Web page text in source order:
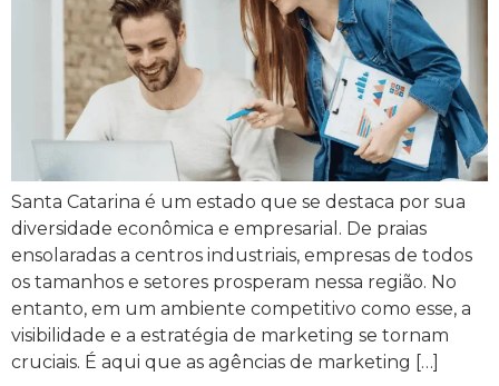
Santa Catarina é um estado que se destaca por sua
diversidade econômica e empresarial. De praias
ensolaradas a centros industriais, empresas de todos
os tamanhos e setores prosperam nessa região. No
entanto, em um ambiente competitivo como esse, a
visibilidade e a estratégia de marketing se tornam
cruciais. É aqui que as agências de marketing […]